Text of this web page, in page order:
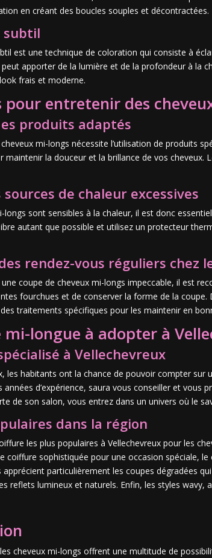
en créant des boucles souples et
subtil
est une technique de coloration qui consiste à
peut apporter de la lumière et de la profondeur à la
frais et moderne.
pour entretenir des
produits adaptés
cheveux mi-longs nécessite l’utilisation de produits
maintenir la douceur et la brillance de vos
sources de chaleur excessives
longs sont sensibles à la chaleur, il est donc
libre autant que possible et utilisez un protecteur
rendez-vous réguliers chez
coupe de cheveux mi-longs impeccable, il est
fourchues et de conserver la forme de la
traitements spécifiques pour les maintenir en
mi-longue à adopter à
à Vellechevreux
les habitants ont la chance de pouvoir compter
années d’expérience, saura vous conseiller et
de son salon, vous entrez dans un univers où le
dans la région
les plus populaires à Vellechevreux pour les
coiffure sophistiquée pour une occasion spéciale,
apprécient particulièrement les coupes dégradées
reflets lumineux et naturels. Enfin, les styles
cheveux mi-longs offrent une multitude de